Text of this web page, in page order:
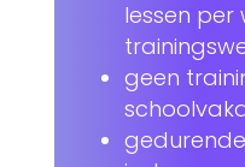
lessen per
geen